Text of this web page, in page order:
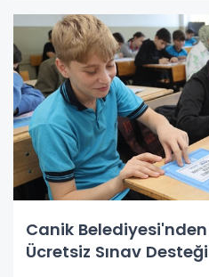
Canik
Ücretsiz Sınav Desteği